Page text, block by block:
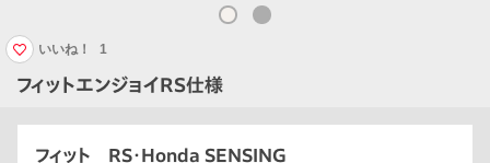
フィットエンジョイRS仕様
いいね！ 1
フィット RS・Honda SENSING